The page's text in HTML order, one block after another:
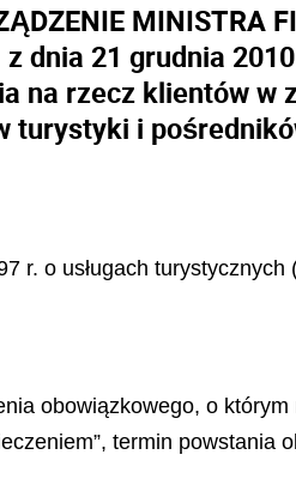
MINISTRA
z dnia 21 grudnia
na rzecz klientów w
turystyki i
r. o usługach
obowiązkowego, o
termin